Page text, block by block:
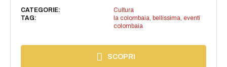
CATEGORIE:
Cultura
TAG:
la colombaia, bellissima, eventi
colombaia
SCOPRI